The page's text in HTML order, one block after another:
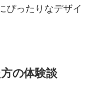
ぴったりなデザイ
の体験談